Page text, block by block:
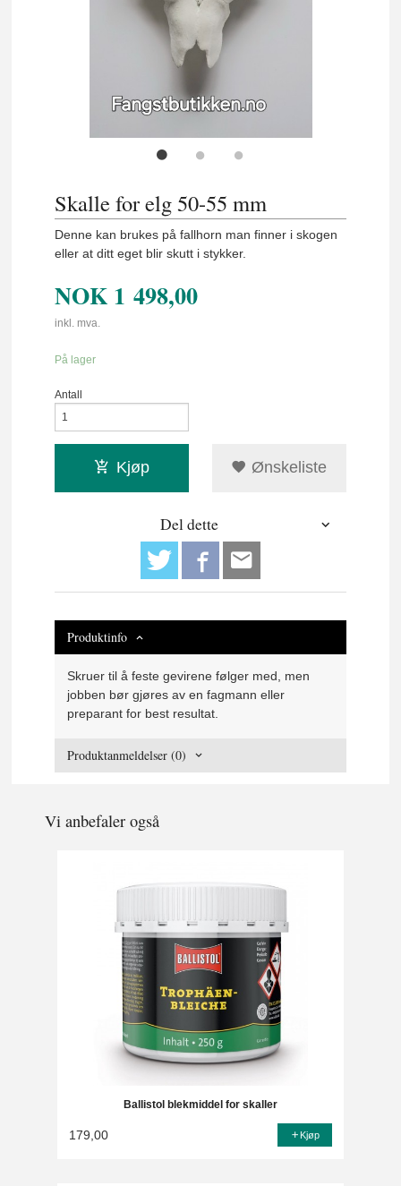
Skalle for elg 50-55 mm
Denne kan brukes på fallhorn man finner i skogen
eller at ditt eget blir skutt i stykker.
NOK 1 498,00
inkl. mva.
På lager
Antall
Kjøp Ønskeliste
Del dette
Produktinfo
Skruer til å feste gevirene følger med, men
jobben bør gjøres av en fagmann eller
preparant for best resultat.
Produktanmeldelser (0)
Vi anbefaler også
Ballistol blekmiddel for skaller
179,00 Kjøp